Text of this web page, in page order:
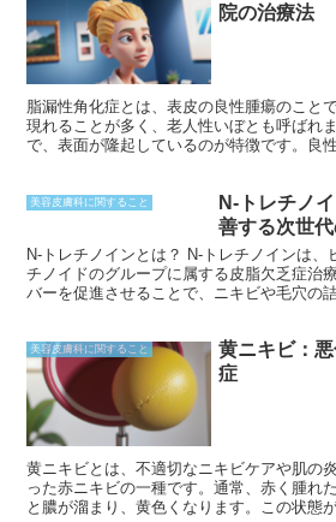
院の治療法
脂漏性角化症とは、表皮の良性腫瘍のこと
現れることが多く、老人性いぼとも呼ばれ
で、表面が隆起しているのが特徴です。良
美容皮膚科に関すること
N-トレチノ
善する次世
N-トレチノインとは？ N-トレチノインは、ビタミンAの一種であるレ
チノイドのグループに属する皮脂欠乏症治
バーを促進させることで、ニキビや毛穴の
美容皮膚科に関すること
黄ニキビ：
症
黄ニキビとは、不適切なニキビケアや肌の
った赤ニキビの一種です。通常、赤く腫れ
と膿が溜まり、黄色くなります。この状態